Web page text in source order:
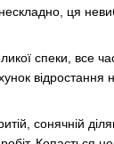
нескладно, ця
спеки, все
сонячній